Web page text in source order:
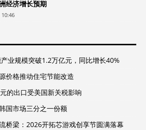
经济增长预期
10:46
业规模突破1.2万亿元，同比增长40%
价格推动住宅节能改造
的出口受美国新关税影响
国市场三分之一份额
桥梁：2026开拓芯游戏创享节圆满落幕